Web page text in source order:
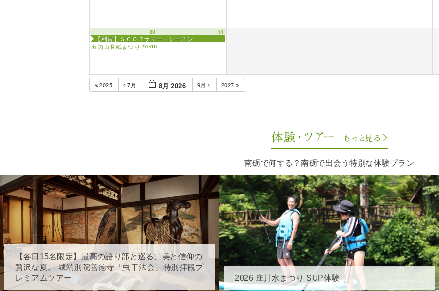
30
五箇山和紙まつり 10:00 AM
【利賀】ＳＣＯＴサマー・シーズン
31
2025 7月 8月 2026 9月 2027
南砺で何する？南砺で出会う特別な体験プラン
【各日15名限定】最高の語り部と巡る、美と信仰の
贅沢な夏。 城端別院善徳寺「虫干法会」特別拝観プ
レミアムツアー
2026 庄川水まつり SUP体験